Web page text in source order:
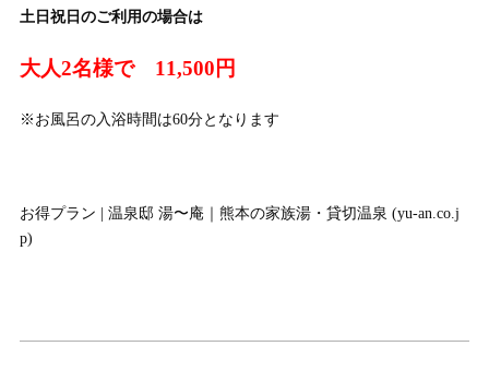
土日祝日のご利用の場合は
大人2名様で 11,500円
※お風呂の入浴時間は60分となります
お得プラン | 温泉邸 湯〜庵｜熊本の家族湯・貸切温泉 (yu-an.co.j
p)